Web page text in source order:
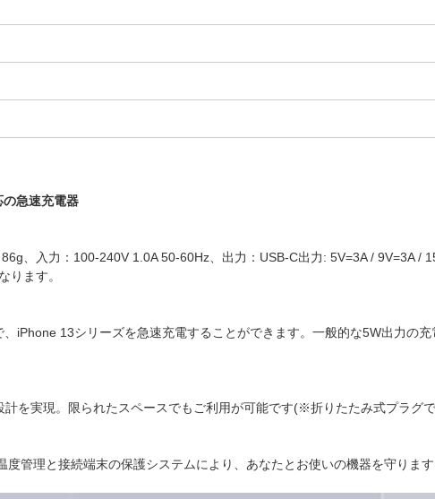
急速充電器
、入力：100-240V 1.0A 50-60Hz、出力：USB-C出力: 5V=3A / 9V=3A /
ます。
iPhone 13シリーズを急速充電することができます。一般的な5W出力の
を実現。限られたスペースでもご利用が可能です(※折りたたみ式プラグで
管理と接続端末の保護システムにより、あなたとお使いの機器を守ります